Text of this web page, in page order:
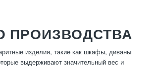
ПРОИЗВОДСТВА
изделия, такие как шкафы, диваны
выдерживают значительный вес и